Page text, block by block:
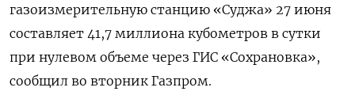
газоизмерительную станцию «Суджа» 27 июня
составляет 41,7 миллиона кубометров в сутки
при нулевом объеме через ГИС «Сохрановка»,
сообщил во вторник Газпром.